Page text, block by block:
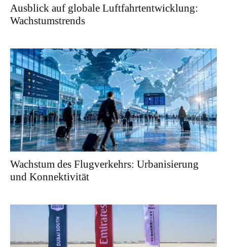
Ausblick auf globale Luftfahrtentwicklung:
Wachstumstrends
Wachstum des Flugverkehrs: Urbanisierung
und Konnektivität